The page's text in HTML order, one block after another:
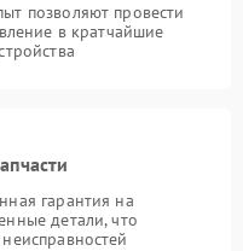
позволяют провести
в кратчайшие
гарантия на
детали, что